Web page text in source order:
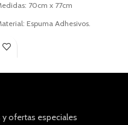
70cm x 77cm
Espuma Adhesivos.
ofertas especiales